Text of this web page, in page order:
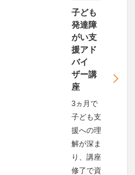
子ども
発達障
がい支
援アド
バイ
ザー講
座
3ヵ月で
子ども支
援への理
解が深ま
り、講座
修了で資